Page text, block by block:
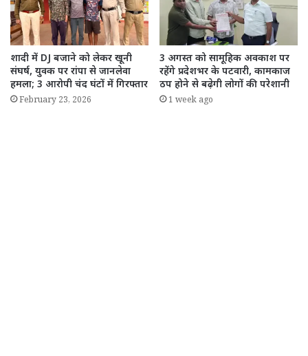
शादी में DJ बजाने को लेकर खूनी
संघर्ष, युवक पर रांपा से जानलेवा
हमला; 3 आरोपी चंद घंटों में गिरफ्तार
February 23, 2026
3 अगस्त को सामूहिक अवकाश पर
रहेंगे प्रदेशभर के पटवारी, कामकाज
ठप होने से बढ़ेगी लोगों की परेशानी
1 week ago